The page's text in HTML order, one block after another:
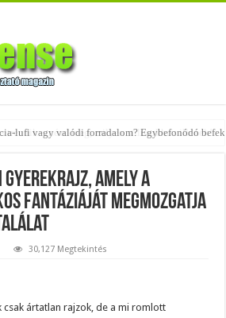
trendik – nézd meg, milyen stílusokhoz illenek!
amely a
fantáziáját megmozgatja
30,127 Megtekintés
csak ártatlan rajzok, de a mi romlott